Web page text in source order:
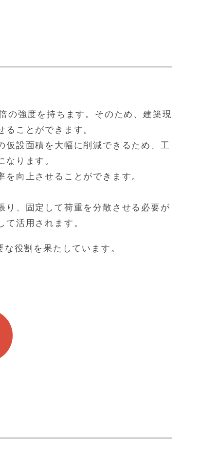
の強度を持ちます。そのため、建築現
ことができます。
設面積を大幅に削減できるため、工
ります。
向上させることができます。
り、固定して荷重を分散させる必要が
活用されます。
役割を果たしています。